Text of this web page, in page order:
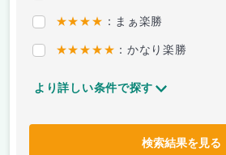
★★★★ ：まぁ楽勝
★★★★★ ：かなり楽勝
より詳しい条件で探す
検索結果を見る